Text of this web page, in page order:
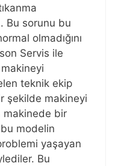
Bu sorunu bu
olmadığını
Servis ile
teknik ekip
şekilde makineyi
makinede bir
bu modelin
yaşayan
Bu